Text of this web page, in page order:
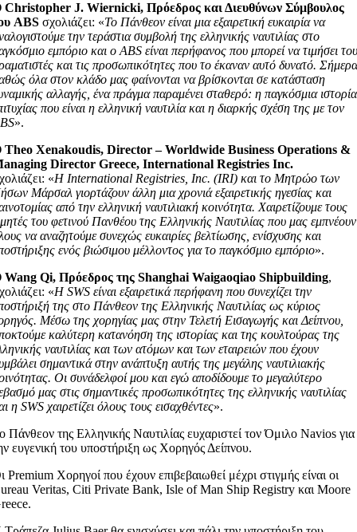
Christopher J. Wiernicki, Πρόεδρος και Διευθύνων Σύμβουλος
ABS σχολιάζει: «Το Πάνθεον είναι μια εξαιρετική ευκαιρία να
την τεράστια συμβολή της ελληνικής ναυτιλίας στο
εμπόριο και ο ABS είναι περήφανος που μπορεί να τιμήσει
και τις προσωπικότητες που το έκαναν αυτό δυνατό.
όλα στον κλάδο μας φαίνονται να βρίσκονται σε κατάσταση
αλλαγής, ένα πράγμα παραμένει σταθερό: η παγκόσμια ιστορία
που είναι η ελληνική ναυτιλία και η διαρκής σχέση της με τον
».
Theo Xenakoudis, Director – Worldwide Business Operations &
Director Greece, International Registries Inc.
«Η International Registries, Inc. (IRI) και το Μητρώο των
Μάρσαλ γιορτάζουν άλλη μια χρονιά εξαιρετικής ηγεσίας και
από την ελληνική ναυτιλιακή κοινότητα. Χαιρετίζουμε τους
του φετινού Πανθέου της Ελληνικής Ναυτιλίας που μας εμπνέουν
να αναζητούμε συνεχώς ευκαιρίες βελτίωσης, ενίσχυσης και
ενός βιώσιμου μέλλοντος για το παγκόσμιο εμπόριο».
Wang Qi, Πρόεδρος της Shanghai Waigaoqiao Shipbuilding,
«Η SWS είναι εξαιρετικά περήφανη που συνεχίζει την
της στο Πάνθεον της Ελληνικής Ναυτιλίας ως κύριος
Μέσω της χορηγίας μας στην Τελετή Εισαγωγής και Δείπνου,
καλύτερη κατανόηση της ιστορίας και της κουλτούρας της
ναυτιλίας και των ατόμων και των εταιρειών που έχουν
σημαντικά στην ανάπτυξη αυτής της μεγάλης ναυτιλιακής
Οι συνάδελφοί μου και εγώ αποδίδουμε το μεγαλύτερο
μας στις σημαντικές προσωπικότητες της ελληνικής ναυτιλίας
η SWS χαιρετίζει όλους τους εισαχθέντες».
Πάνθεον της Ελληνικής Ναυτιλίας ευχαριστεί τον Όμιλο Navios για
ευγενική του υποστήριξη ως Χορηγός Δείπνου.
Premium Χορηγοί που έχουν επιβεβαιωθεί μέχρι στιγμής είναι οι
Veritas, Citi Private Bank, Isle of Man Ship Registry και Moore